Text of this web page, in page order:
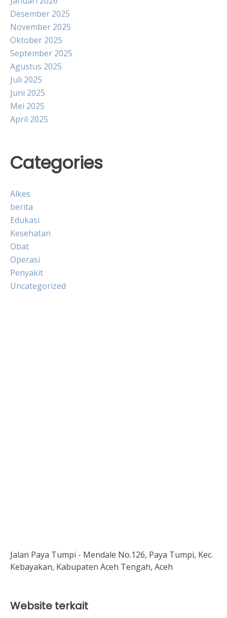
Desember 2025
November 2025
Oktober 2025
September 2025
Agustus 2025
Juli 2025
Juni 2025
Mei 2025
April 2025
Categories
Alkes
berita
Edukasi
Kesehatan
Obat
Operasi
Penyakit
Uncategorized
Jalan Paya Tumpi - Mendale No.126, Paya Tumpi, Kec.
Kebayakan, Kabupaten Aceh Tengah, Aceh
Website terkait